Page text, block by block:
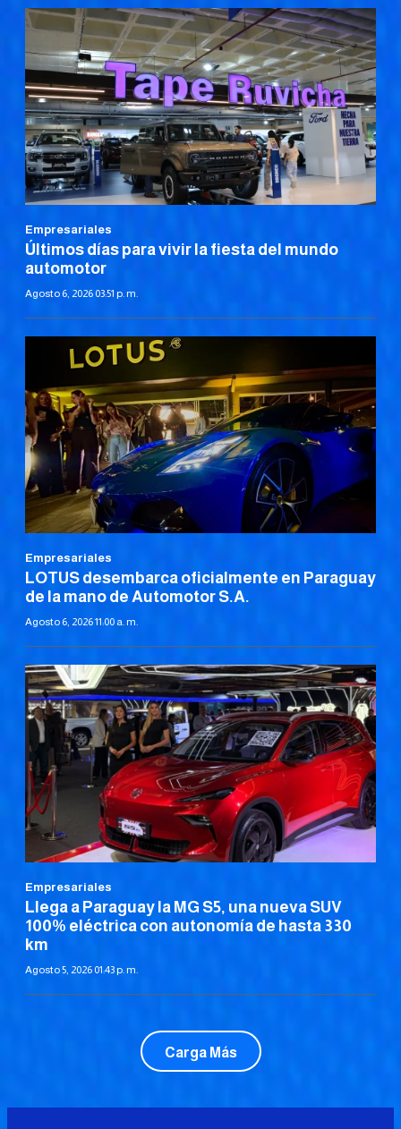
Empresariales
Últimos días para vivir la fiesta del mundo
automotor
Agosto 6, 2026 03:51 p. m.
Empresariales
LOTUS desembarca oficialmente en Paraguay
de la mano de Automotor S.A.
Agosto 6, 2026 11:00 a. m.
Empresariales
Llega a Paraguay la MG S5, una nueva SUV
100% eléctrica con autonomía de hasta 330
km
Agosto 5, 2026 01:43 p. m.
Carga Más